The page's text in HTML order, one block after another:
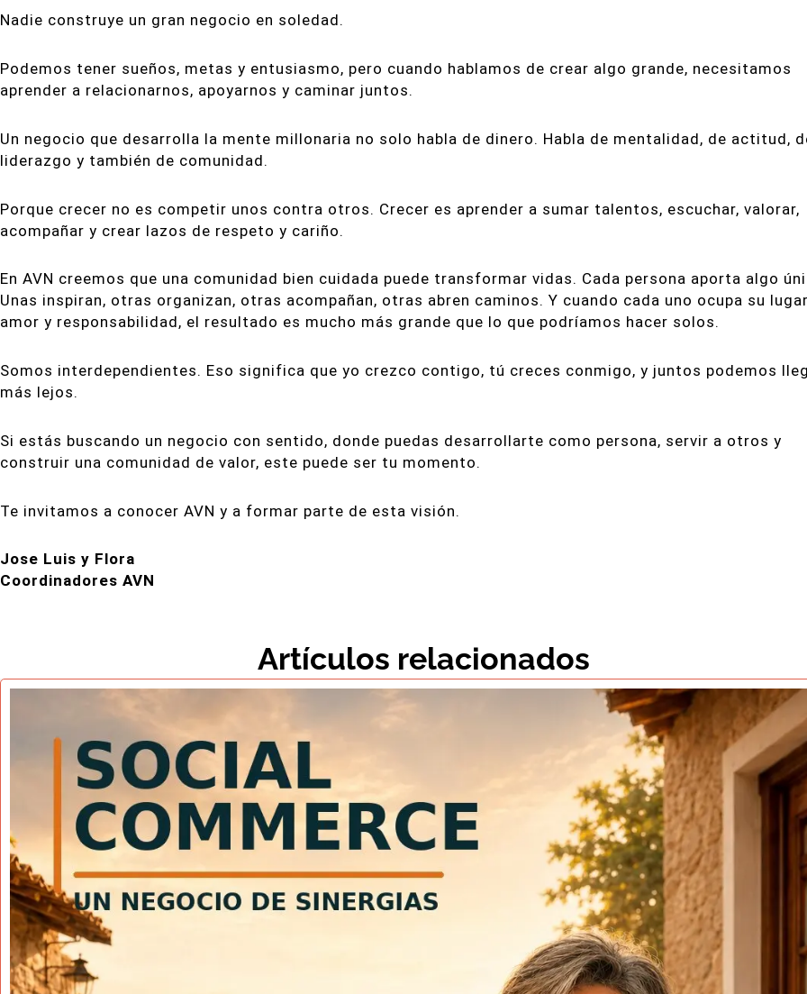
Nadie construye un gran negocio en soledad.
Podemos tener sueños, metas y entusiasmo, pero cuando hablamos de crear algo grande, necesitamos
aprender a relacionarnos, apoyarnos y caminar juntos.
Un negocio que desarrolla la mente millonaria no solo habla de dinero. Habla de mentalidad, de actitud,
liderazgo y también de comunidad.
Porque crecer no es competir unos contra otros. Crecer es aprender a sumar talentos, escuchar, valorar,
acompañar y crear lazos de respeto y cariño.
En AVN creemos que una comunidad bien cuidada puede transformar vidas. Cada persona aporta algo
Unas inspiran, otras organizan, otras acompañan, otras abren caminos. Y cuando cada uno ocupa su
amor y responsabilidad, el resultado es mucho más grande que lo que podríamos hacer solos.
Somos interdependientes. Eso significa que yo crezco contigo, tú creces conmigo, y juntos podemos
más lejos.
Si estás buscando un negocio con sentido, donde puedas desarrollarte como persona, servir a otros y
construir una comunidad de valor, este puede ser tu momento.
Te invitamos a conocer AVN y a formar parte de esta visión.
Jose Luis y Flora
Coordinadores AVN
Artículos relacionados